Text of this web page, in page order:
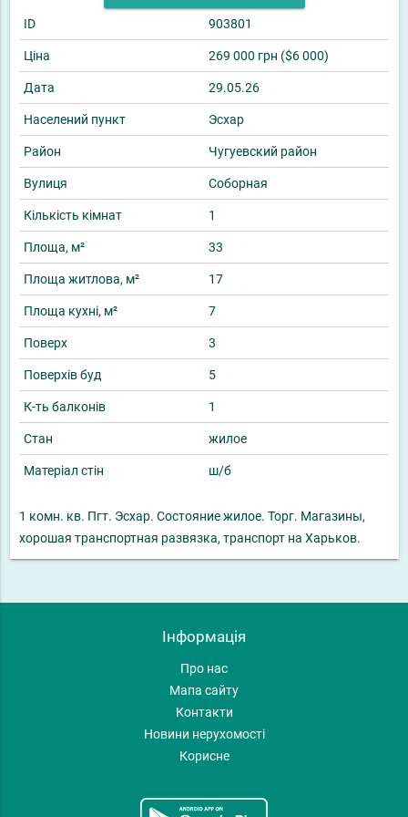
ID 903801
Ціна 269 000 грн ($6 000)
Дата 29.05.26
Населений пункт Эсхар
Район Чугуевский район
Вулиця Соборная
Кількість кімнат 1
Площа, м² 33
Площа житлова, м² 17
Площа кухні, м² 7
Поверх 3
Поверхів буд 5
К-ть балконів 1
Стан жилое
Матеріал стін ш/б
1 комн. кв. Пгт. Эсхар. Состояние жилое. Торг. Магазины,
хорошая транспортная развязка, транспорт на Харьков.
Інформація
Про нас
Мапа сайту
Контакти
Новини нерухомості
Корисне